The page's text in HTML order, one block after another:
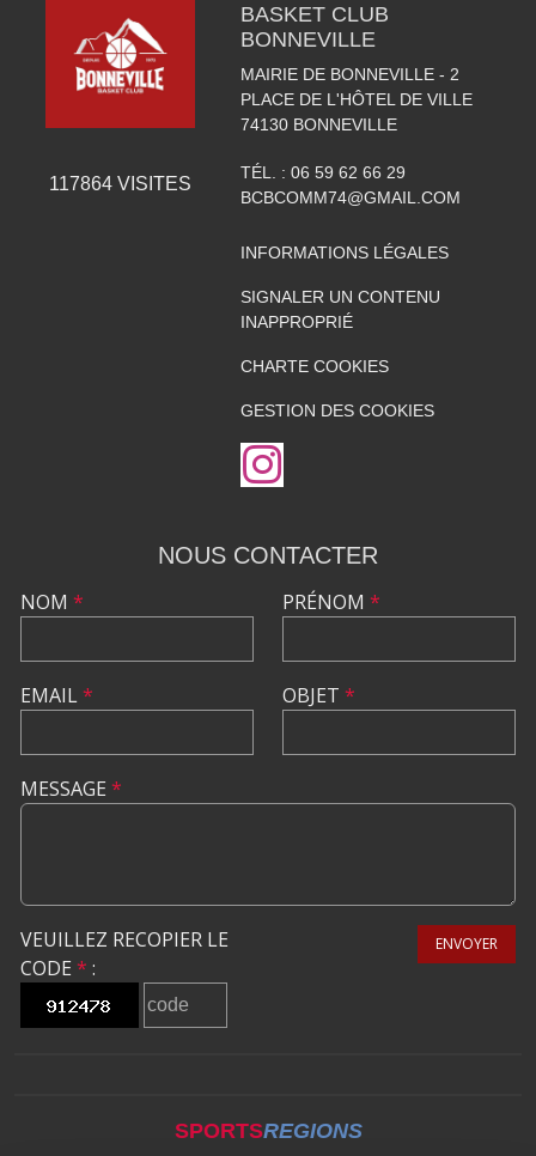
117864VISITES
BASKET CLUB
BONNEVILLE
MAIRIE DE BONNEVILLE - 2
PLACE DE L'HÔTEL DE VILLE
74130 BONNEVILLE
TÉL. : 06 59 62 66 29
BCBCOMM74@GMAIL.COM
INFORMATIONS LÉGALES
SIGNALER UN CONTENU
INAPPROPRIÉ
CHARTE COOKIES
GESTION DES COOKIES
NOUS CONTACTER
NOM *
EMAIL*
PRÉNOM *
OBJET *
MESSAGE *
VEUILLEZ RECOPIER LE
CODE * :
ENVOYER
SPORTSREGIONS